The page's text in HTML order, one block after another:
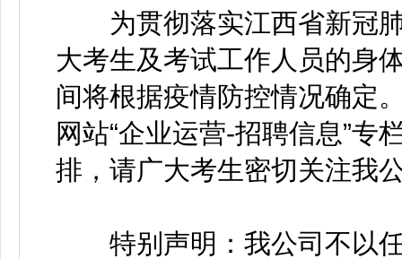
为贯彻落实江西省新冠肺
大考生及考试工作人员的身
间将根据疫情防控情况确定
网站“企业运营-招聘信息”专
排，请广大考生密切关注我
特别声明：我公司不以任